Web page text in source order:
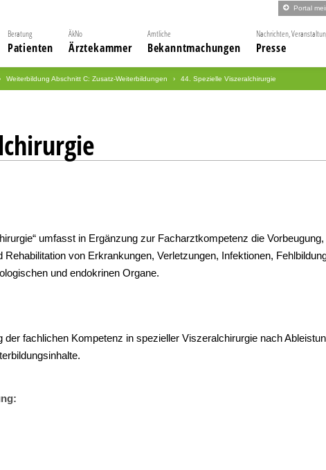
Portal
Beratung
Patienten
ÄkNo
Ärztekammer
Amtliche
Bekanntmachungen
Nachrichten,
Presse
Weiterbildung Abschnitt C: Zusatz-Weiterbildungen 44. Spezielle Viszeralchirurgie
umfasst in Ergänzung zur Facharztkompetenz die Vorbeugung,
von Erkrankungen, Verletzungen, Infektionen,
und endokrinen Organe.
fachlichen Kompetenz in spezieller Viszeralchirurgie nach